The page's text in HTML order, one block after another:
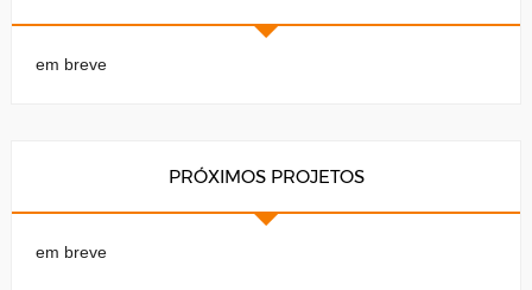
em breve
PRÓXIMOS PROJETOS
em breve